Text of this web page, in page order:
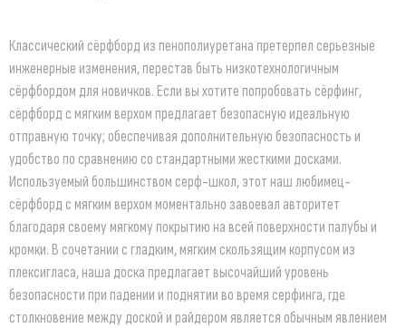
Классический сёрфборд из пенополиуретана претерпел серьезные
инженерные изменения, перестав быть низкотехнологичным
сёрфбордом для новичков. Если вы хотите попробовать сёрфинг,
сёрфборд с мягким верхом предлагает безопасную идеальную
отправную точку; обеспечивая дополнительную безопасность и
удобство по сравнению со стандартными жесткими досками.
Используемый большинством серф-школ, этот наш любимец-
сёрфборд с мягким верхом моментально завоевал авторитет
благодаря своему мягкому покрытию на всей поверхности палубы и
кромки. В сочетании с гладким, мягким скользящим корпусом из
плексигласа, наша доска предлагает высочайший уровень
безопасности при падении и поднятии во время серфинга, где
столкновение между доской и райдером является обычным явлением